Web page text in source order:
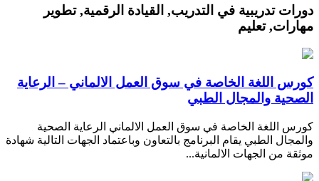
دورات تدريبية في التدريب, القيادة الرقمية, تطوير
مهارات, تعليم
كورس اللغة الخاصة في سوق العمل الالماني – الرعاية
الصحية والمجال الطبي
كورس اللغة الخاصة في سوق العمل الالماني الرعاية الصحية
والمجال الطبي يقام البرنامج بالتعاون وباعتماد الجهات التالية شهادة
موثقة من الجهات الالمانية...